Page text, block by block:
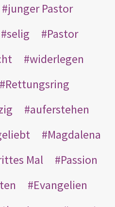
junger Pastor
selig
Pastor
widerlegen
Rettungsring
auferstehen
Magdalena
Mal
Passion
Evangelien